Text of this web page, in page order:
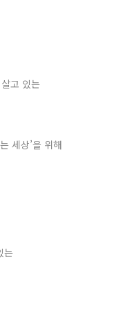
고 있는
세상’을 위해
는